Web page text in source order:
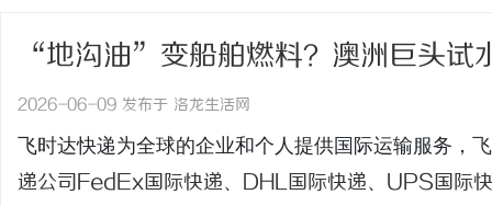
“地沟油”变船舶燃料？澳洲巨头
递官网
2026-06-09 发布于 洛龙生活网
飞时达快递为全球的企业和个人提供国际运输服务，
递公司FedEx国际快递、 DHL国际快递、 UPS国际